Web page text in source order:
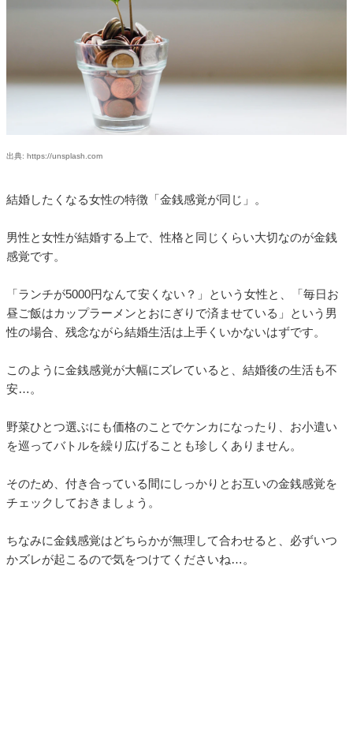
出典: https://unsplash.com
結婚したくなる女性の特徴「金銭感覚が同じ」。
男性と女性が結婚する上で、性格と同じくらい大切なのが金銭
感覚です。
「ランチが5000円なんて安くない？」という女性と、「毎日お
昼ご飯はカップラーメンとおにぎりで済ませている」という男
性の場合、残念ながら結婚生活は上手くいかないはずです。
このように金銭感覚が大幅にズレていると、結婚後の生活も不
安…。
野菜ひとつ選ぶにも価格のことでケンカになったり、お小遣い
を巡ってバトルを繰り広げることも珍しくありません。
そのため、付き合っている間にしっかりとお互いの金銭感覚を
チェックしておきましょう。
ちなみに金銭感覚はどちらかが無理して合わせると、必ずいつ
かズレが起こるので気をつけてくださいね…。